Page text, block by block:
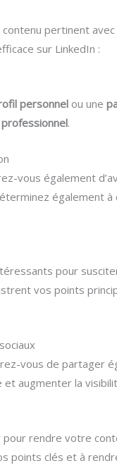
pertinent
sur LinkedIn :
personnel ou une
.
vous également
également à
pour
vos points
vous de partager
et augmenter la
rendre votre
points clés et à